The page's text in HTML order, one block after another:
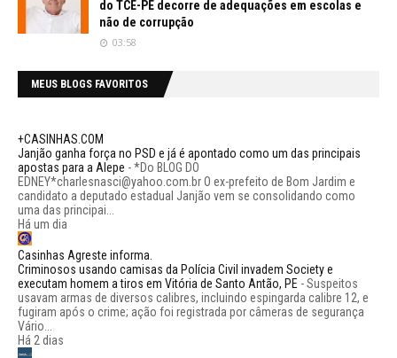
do TCE-PE decorre de adequações em escolas e
não de corrupção
03:58
MEUS BLOGS FAVORITOS
+CASINHAS.COM
Janjão ganha força no PSD e já é apontado como um das principais
apostas para a Alepe -*Do BLOG DO
EDNEY*charlesnasci@yahoo.com.br O ex-prefeito de Bom Jardim e
candidato a deputado estadual Janjão vem se consolidando como
uma das principai...
Há um dia
Casinhas Agreste informa.
Criminosos usando camisas da Polícia Civil invadem Society e
executam homem a tiros em Vitória de Santo Antão, PE -Suspeitos
usavam armas de diversos calibres, incluindo espingarda calibre 12, e
fugiram após o crime; ação foi registrada por câmeras de segurança
Vário...
Há 2 dias